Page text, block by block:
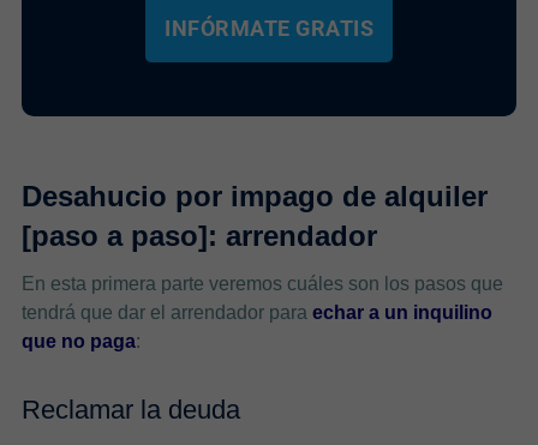
INFÓRMATE GRATIS
Desahucio por impago de alquiler
[paso a paso]: arrendador
En esta primera parte veremos cuáles son los pasos que
tendrá que dar el arrendador para echar a un inquilino
que no paga:
Reclamar la deuda